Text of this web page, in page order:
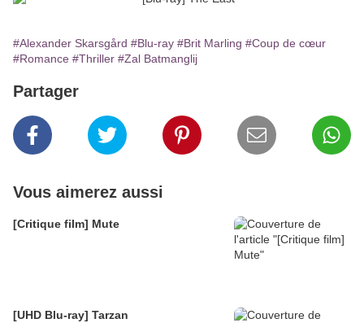
#Alexander Skarsgård #Blu-ray #Brit Marling #Coup de cœur
#Romance #Thriller #Zal Batmanglij
Partager
Vous aimerez aussi
[Critique film] Mute
[UHD Blu-ray] Tarzan